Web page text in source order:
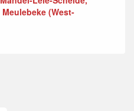
Meulebeke (West-